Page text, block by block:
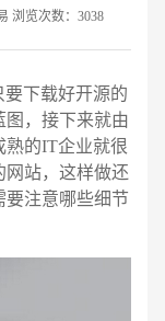
浏览次数：3038
下载好开源的
图，接下来就由
熟的IT企业就很
网站，这样做还
注意哪些细节